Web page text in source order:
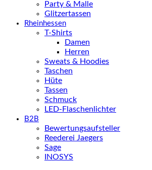
Party & Malle
Glitzertassen
Rheinhessen
T-Shirts
Damen
Herren
Sweats & Hoodies
Taschen
Hüte
Tassen
Schmuck
LED-Flaschenlichter
B2B
Bewertungsaufsteller
Reederei Jaegers
Sage
INOSYS